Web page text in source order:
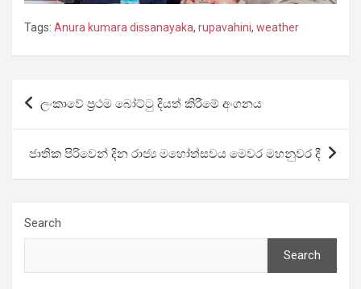
Tags: Anura kumara dissanayaka, rupavahini, weather
Post
navigation
ලංකාවේ ප්‍රථම බෝට්ටු දියත් කිරීමේ අංගනය
ජාතික පිරිවෙන් දින රාජ්‍ය මහෝත්සවය මෙවර මහනුවර දී
Search
Search